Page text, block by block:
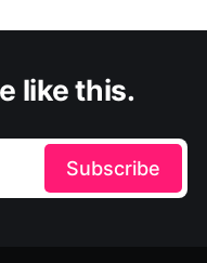
like this.
Subscribe